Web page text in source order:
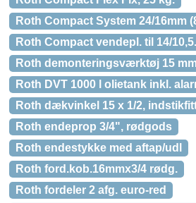
Roth Compact System 24/16mm
Roth Compact vendepl. til 14/
Roth demonteringsværktøj 15
Roth DVT 1000 l olietank inkl.
Roth dækvinkel 15 x 1/2,
Roth endeprop 3/4", rødgods
Roth endestykke med aftap/udl
Roth ford.kob.16mmx3/4 rødg.
Roth fordeler 2 afg. euro-red